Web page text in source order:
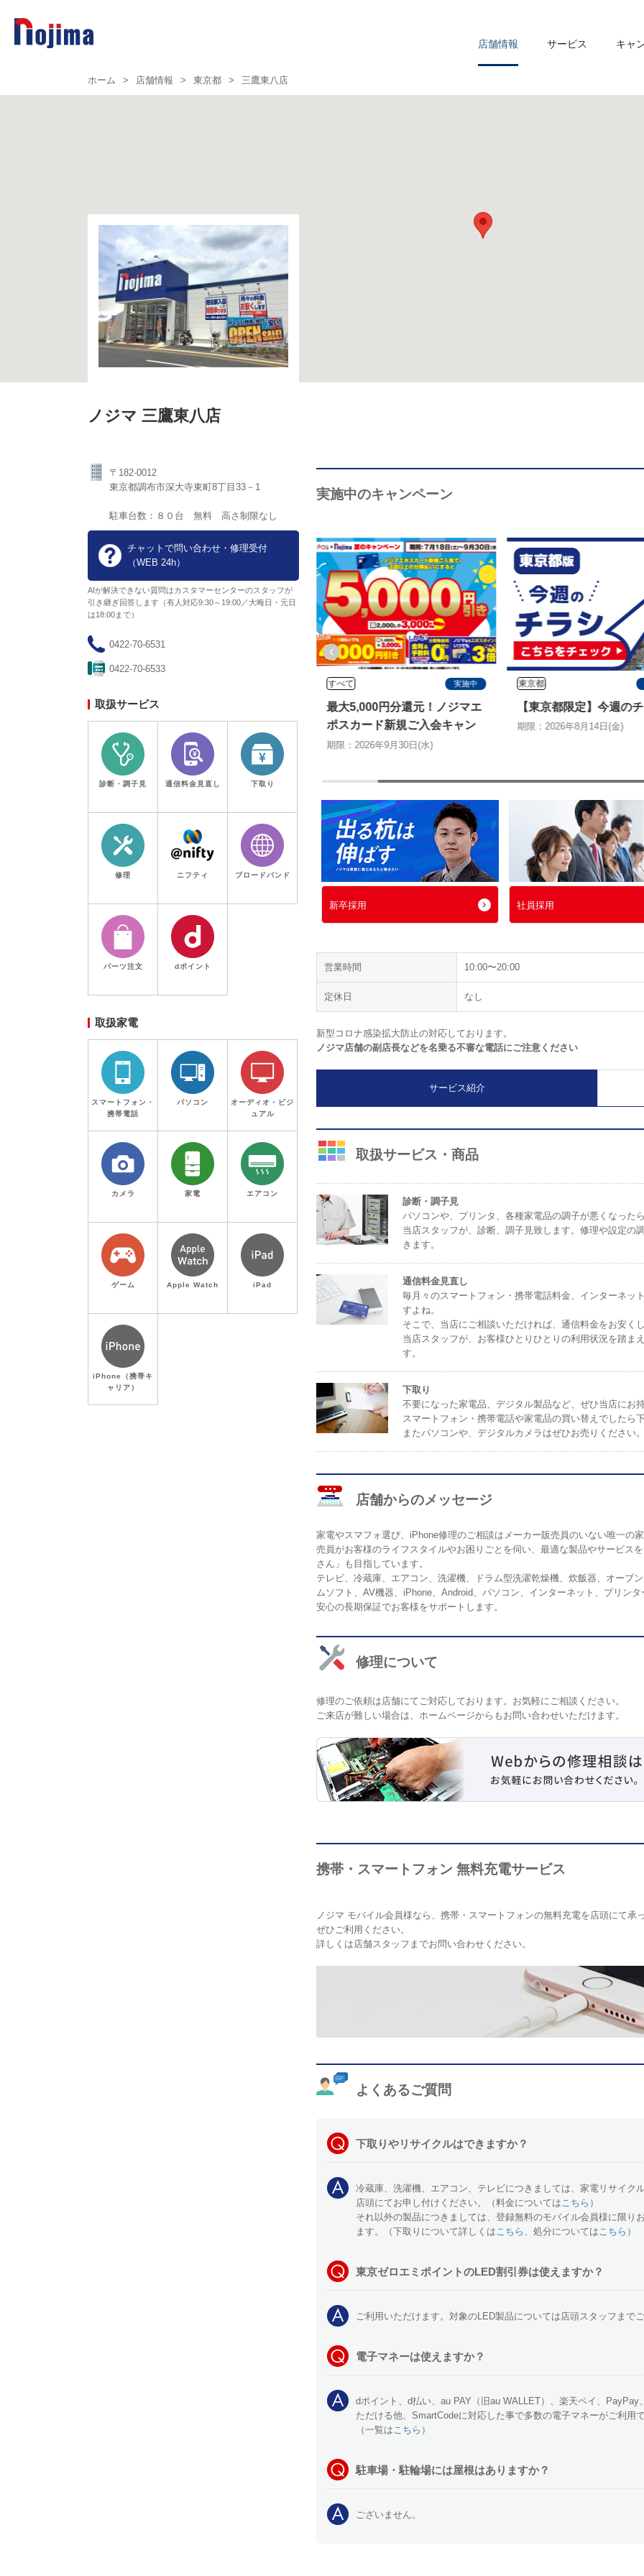
店舗情報 サービス キャ
ホーム > 店舗情報 > 東京都 > 三鷹東八店
ノジマ 三鷹東八店
〒182-0012
東京都調布市深大寺東町8丁目33－1
駐車台数：８０台 無料 高さ制限なし
チャットで問い合わせ・修理受付
（WEB 24h）
AIが解決できない質問はカスタマーセンターのスタッフが
引き継ぎ回答します（有人対応9:30～19:00／大晦日・元日
は18:00まで）
0422-70-6531
0422-70-6533
取扱サービス
診断・調子見 通信料金見直し 下取り
修理 ニフティ ブロードバンド
パーツ注文 dポイント
取扱家電
スマートフォン・
携帯電話
パソコン
オーディオ・ビジ
ュアル
カメラ 家電 エアコン
ゲーム Apple Watch iPad
iPhone（携帯キ
ャリア）
実施中のキャンペーン
【東京都民限定】最大8万円割
引！東京ゼロエミポイントは
ノジマ！エアコン拡充開始！
期限：2027年3月31日(水)
すべて 実施中
最大5,000円分還元！ノジマエ
ポスカード新規ご入会キャン
ペーン
期限：2026年9月30日(水)
東京都
【東京都限定】今週の
期限：2026年8月14日(金)
新卒採用 社員採用
営業時間 10:00〜20:00
定休日 なし
新型コロナ感染拡大防止の対応しております。
ノジマ店舗の副店長などを名乗る不審な電話にご注意ください
サービス紹介
取扱サービス・商品
診断・調子見
パソコンや、プリンタ、各種家電品の調子が悪くなった
当店スタッフが、診断、調子見致します。修理や設定の
きます。
通信料金見直し
毎月々のスマートフォン・携帯電話料金、インターネッ
すよね。
そこで、当店にご相談いただければ、通信料金をお安くし
当店スタッフが、お客様ひとりひとりの利用状況を踏ま
す。
下取り
不要になった家電品、デジタル製品など、ぜひ当店にお持
スマートフォン・携帯電話や家電品の買い替えでしたら
またパソコンや、デジタルカメラはぜひお売りください
店舗からのメッセージ
家電やスマフォ選び、iPhone修理のご相談はメーカー販売員のいない唯一の
売員がお客様のライフスタイルやお困りごとを伺い、最適な製品やサービス
さん」も目指しています。
テレビ、冷蔵庫、エアコン、洗濯機、ドラム型洗濯乾燥機、炊飯器、オーブ
ムソフト、AV機器、iPhone、Android、パソコン、インターネット、プリン
安心の長期保証でお客様をサポートします。
修理について
修理のご依頼は店舗にてご対応しております。お気軽にご相談ください。
ご来店が難しい場合は、ホームページからもお問い合わせいただけます。
携帯・スマートフォン 無料充電サービス
ノジマ モバイル会員様なら、携帯・スマートフォンの無料充電を店頭にて承
ぜひご利用ください。
詳しくは店舗スタッフまでお問い合わせください。
よくあるご質問
下取りやリサイクルはできますか？
冷蔵庫、洗濯機、エアコン、テレビにつきましては、家電リサイク
店頭にてお申し付けください。（料金についてはこちら ）
それ以外の製品につきましては、登録無料のモバイル会員様に限り
ます。（下取りについて詳しくはこちら 、処分についてはこちら ）
東京ゼロエミポイントのLED割引券は使えますか？
ご利用いただけます。対象のLED製品については店頭スタッフまでご
電子マネーは使えますか？
dポイント、d払い、au PAY（旧au WALLET）、楽天ペイ、
ただける他、SmartCodeに対応した事で多数の電子マネーがご利用で
（一覧はこちら ）
駐車場・駐輪場には屋根はありますか？
ございません。